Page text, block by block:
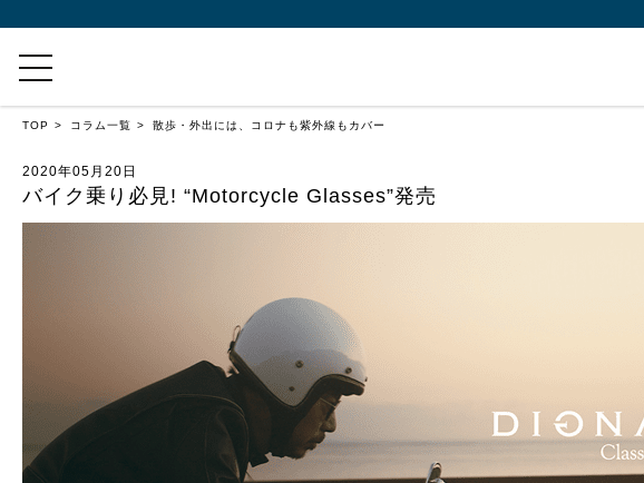
TOP コラム一覧 散歩・外出には、コロナも紫外線もカバー
2020年05月20日
バイク乗り必見! “Motorcycle Glasses”発売